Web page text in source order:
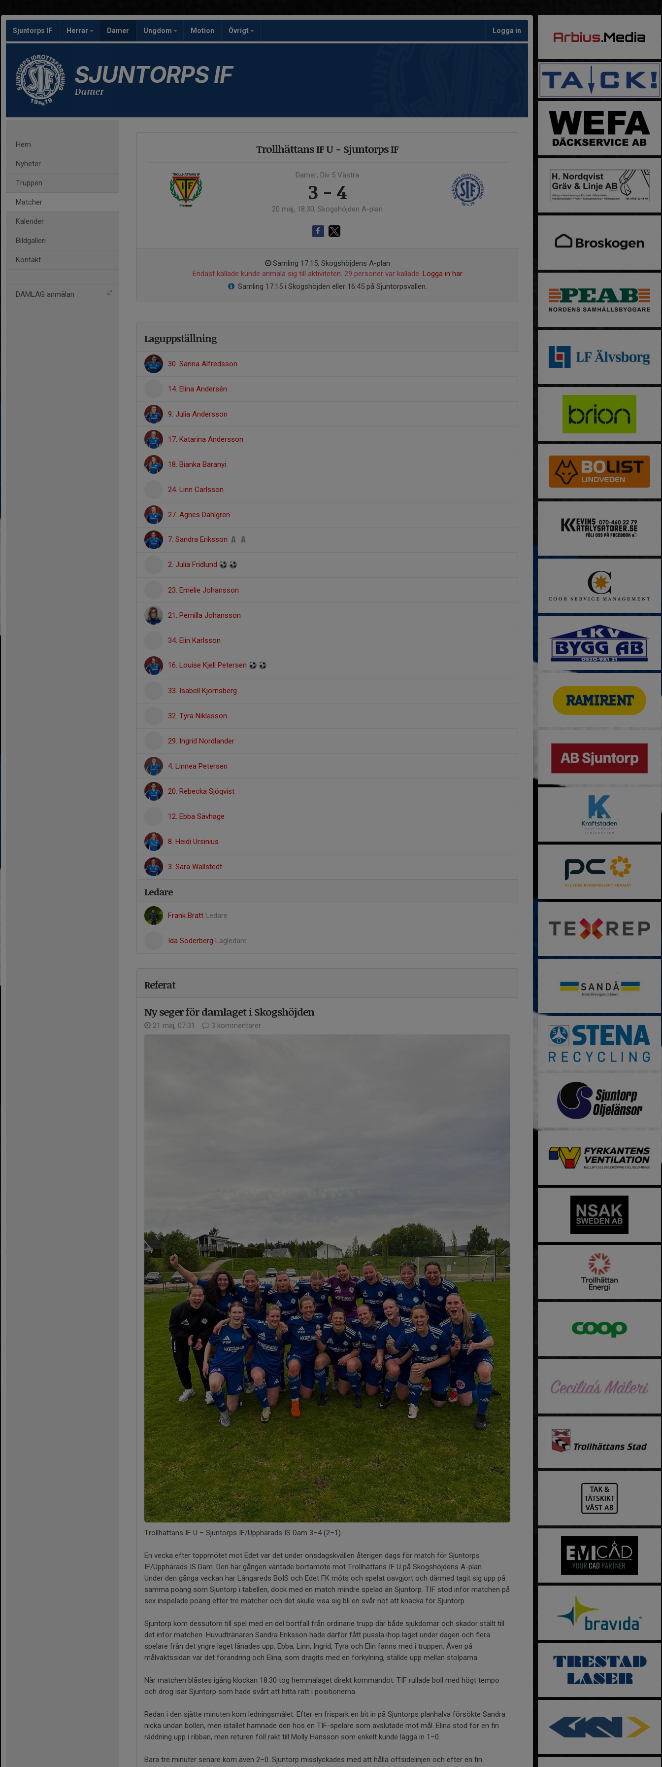
Sjuntorps IF Herrar Damer Ungdom Motion Övrigt Logga in
SJUNTORPS IF
Damer
Hem
Nyheter
Truppen
Matcher
Kalender
Bildgalleri
Kontakt
DAMLAG anmälan
Trollhättans IF U - Sjuntorps IF
Damer, Div 5 Västra
3 - 4
20 maj, 18:30, Skogshöjden A-plan
Samling 17:15, Skogshöjdens A-plan
Endast kallade kunde anmäla sig till aktiviteten. 29 personer var kallade. Logga in här
Samling 17:15 i Skogshöjden eller 16:45 på Sjuntorpsvallen.
Laguppställning
30. Sanna Alfredsson
14. Elina Andersén
9. Julia Andersson
17. Katarina Andersson
18. Bianka Baranyi
24. Linn Carlsson
27. Agnes Dahlgren
7. Sandra Eriksson
2. Julia Fridlund
23. Emelie Johansson
21. Pernilla Johansson
34. Elin Karlsson
16. Louise Kjell Petersen
33. Isabell Kjörnsberg
32. Tyra Niklasson
29. Ingrid Nordlander
4. Linnea Petersen
20. Rebecka Sjöqvist
12. Ebba Sävhage
8. Heidi Ursinius
3. Sara Wallstedt
Ledare
Frank Bratt Ledare
Ida Söderberg Lagledare
Referat
Ny seger för damlaget i Skogshöjden
21 maj, 07:31 3 kommentarer
Trollhättans IF U – Sjuntorps IF/Upphärads IS Dam 3–4 (2–1)
En vecka efter toppmötet mot Edet var det under onsdagskvällen återigen dags för match för Sjuntorps
IF/Upphärads IS Dam. Den här gången väntade bortamöte mot Trollhättans IF U på Skogshöjdens A-plan.
Under den gånga veckan har Långareds BoIS och Edet FK möts och spelat oavgjort och därmed tagit sig upp på
samma poäng som Sjuntorp i tabellen, dock med en match mindre spelad än Sjuntorp. TIF stod inför matchen på
sex inspelade poäng efter tre matcher och det skulle visa sig bli en svår nöt att knäcka för Sjuntorp.
Sjuntorp kom dessutom till spel med en del bortfall från ordinarie trupp där både sjukdomar och skador ställt till
det inför matchen. Huvudtränaren Sandra Eriksson hade därför fått pussla ihop laget under dagen och flera
spelare från det yngre laget lånades upp. Ebba, Linn, Ingrid, Tyra och Elin fanns med i truppen. Även på
målvaktssidan var det förändring och Elina, som dragits med en förkylning, ställde upp mellan stolparna.
När matchen blåstes igång klockan 18.30 tog hemmalaget direkt kommandot. TIF rullade boll med högt tempo
och drog isär Sjuntorp som hade svårt att hitta rätt i positionerna.
Redan i den sjätte minuten kom ledningsmålet. Efter en frispark en bit in på Sjuntorps planhalva försökte Sandra
nicka undan bollen, men istället hamnade den hos en TIF-spelare som avslutade mot mål. Elina stod för en fin
räddning upp i ribban, men returen föll rakt till Molly Hansson som enkelt kunde lägga in 1–0.
Bara tre minuter senare kom även 2–0. Sjuntorp misslyckades med att hålla offsidelinjen och efter en fin